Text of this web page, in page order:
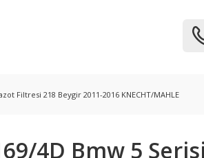
Filtresi 218 Beygir 2011-2016 KNECHT/MAHLE
4D Bmw 5